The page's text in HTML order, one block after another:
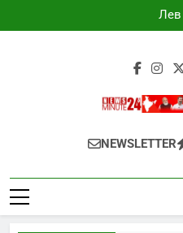
to
Лев
Get All
NEWSLETTER